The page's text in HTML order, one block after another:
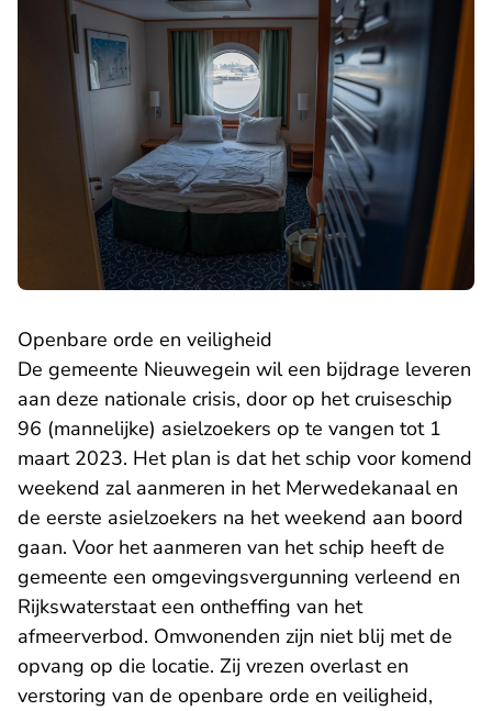
Openbare orde en veiligheid
De gemeente Nieuwegein wil een bijdrage leveren
aan deze nationale crisis, door op het cruiseschip
96 (mannelijke) asielzoekers op te vangen tot 1
maart 2023. Het plan is dat het schip voor komend
weekend zal aanmeren in het Merwedekanaal en
de eerste asielzoekers na het weekend aan boord
gaan. Voor het aanmeren van het schip heeft de
gemeente een omgevingsvergunning verleend en
Rijkswaterstaat een ontheffing van het
afmeerverbod. Omwonenden zijn niet blij met de
opvang op die locatie. Zij vrezen overlast en
verstoring van de openbare orde en veiligheid,